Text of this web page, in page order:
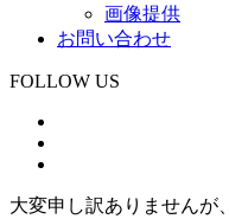
画像提供
お問い合わせ
FOLLOW US
大変申し訳ありませんが、